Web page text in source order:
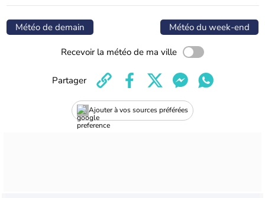
Météo de demain Météo du week-end
Recevoir la météo de ma ville
Ajouter à vos sources préférées
Partager